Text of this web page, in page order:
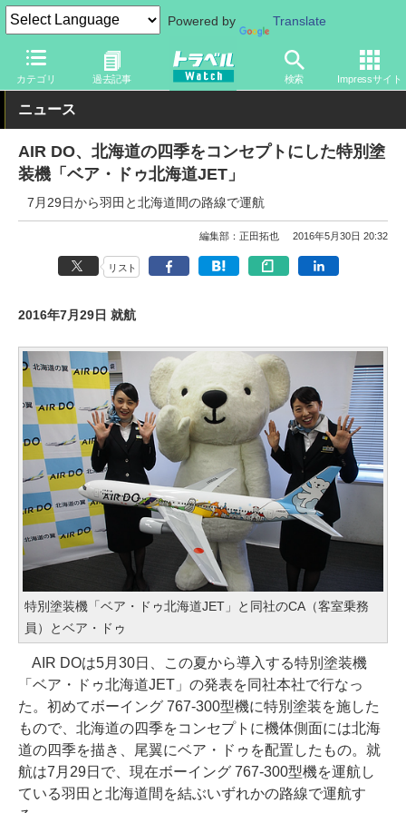
Powered by Translate
カテゴリ 過去記事 検索 Impressサイト
トラベル Watch 地域 国内旅行 北海道
ニュース
AIR DO、北海道の四季をコンセプトにした特別塗
装機「ベア・ドゥ北海道JET」
7月29日から羽田と北海道間の路線で運航
編集部：正田拓也 2016年5月30日 20:32
リスト
2016年7月29日 就航
特別塗装機「ベア・ドゥ北海道JET」と同社のCA（客室乗務
員）とベア・ドゥ
AIR DOは5月30日、この夏から導入する特別塗装機
「ベア・ドゥ北海道JET」の発表を同社本社で行なっ
た。初めてボーイング 767-300型機に特別塗装を施した
もので、北海道の四季をコンセプトに機体側面には北海
道の四季を描き、尾翼にベア・ドゥを配置したもの。就
航は7月29日で、現在ボーイング 767-300型機を運航し
ている羽田と北海道間を結ぶいずれかの路線で運航す